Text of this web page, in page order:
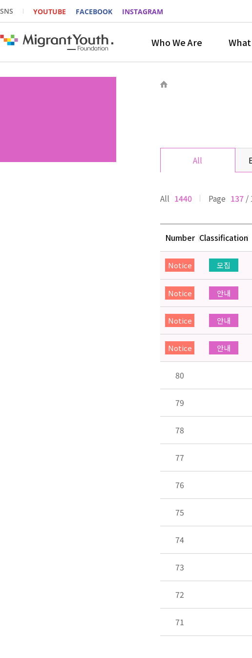
SNS YOUTUBE FACEBOOK INSTAGRAM
Who We Are
All
All 1440 Page 137 /
Number Classification
Notice 모집
Notice 안내
Notice 안내
Notice 안내
80
79
78
77
76
75
74
73
72
71